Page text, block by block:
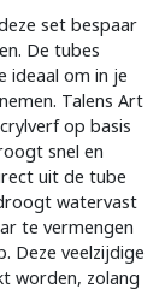
set bespaar
De tubes
ideaal om in je
Talens Art
op basis
snel en
uit de tube
watervast
te vermengen
Deze veelzijdige
worden, zolang